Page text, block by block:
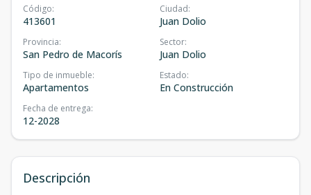
Código:
413601
Ciudad:
Juan Dolio
Provincia:
San Pedro de Macorís
Sector:
Juan Dolio
Tipo de inmueble:
Apartamentos
Estado:
En Construcción
Fecha de entrega:
12-2028
Descripción